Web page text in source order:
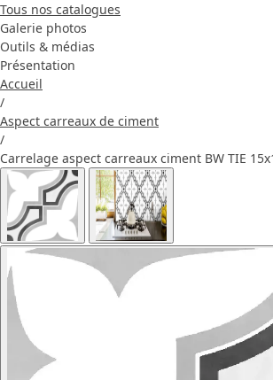
Tous nos catalogues
Galerie photos
Outils & médias
Présentation
Accueil
/
Aspect carreaux de ciment
/
Carrelage aspect carreaux ciment BW TIE